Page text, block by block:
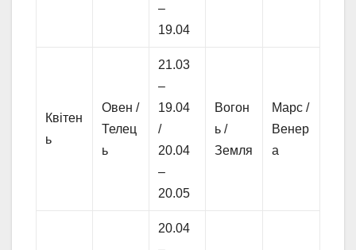
–
19.04
Квітен
ь
Овен /
Телец
ь
21.03
–
19.04
/
20.04
–
20.05
Вогон
ь /
Земля
Марс /
Венер
а
20.04